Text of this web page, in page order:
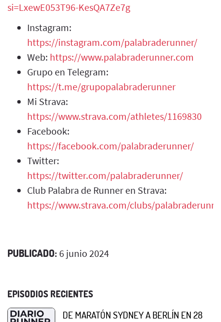
si=LxewE053T96-KesQA7Ze7g
Instagram:
https://instagram.com/palabraderunner/
Web: https://www.palabraderunner.com
Grupo en Telegram:
https://t.me/grupopalabraderunner
Mi Strava:
https://www.strava.com/athletes/1169830
Facebook:
https://facebook.com/palabraderunner/
Twitter:
https://twitter.com/palabraderunner/
Club Palabra de Runner en Strava:
https://www.strava.com/clubs/
PUBLICADO: 6 junio 2024
EPISODIOS RECIENTES
DE MARATÓN SYDNEY A BERLÍN EN 28